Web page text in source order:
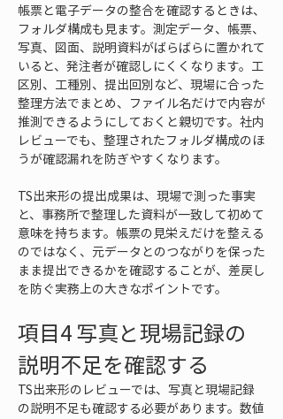
帳票と電子データの整合を確認するときは、
フォルダ構成も見ます。測定データ、帳票、
写真、図面、説明資料がばらばらに置かれて
いると、発注者が確認しにくくなります。工
区別、工種別、提出回別など、現場に合った
整理方法でまとめ、ファイル名だけで内容が
推測できるようにしておくと親切です。社内
レビューでも、整理されたフォルダ構成のほ
うが確認漏れを防ぎやすくなります。
TS出来形の提出成果は、現場で測った事実
と、事務所で整理した資料が一致して初めて
意味を持ちます。帳票の見栄えだけを整える
のではなく、元データとのつながりを保った
まま提出できるかを確認することが、差戻し
を防ぐ実務上の大きなポイントです。
項目4 写真と現場記録の
説明不足を確認する
TS出来形のレビューでは、写真と現場記録
の説明不足も確認する必要があります。数値